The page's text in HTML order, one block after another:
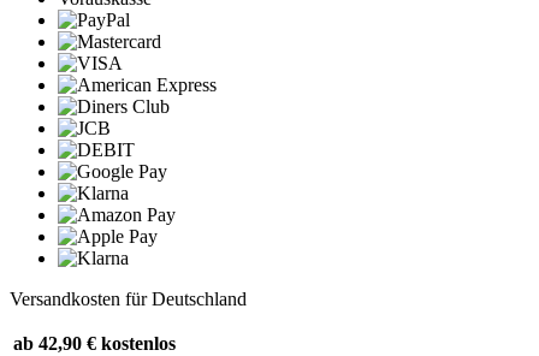
Versandkosten für Deutschland
ab 42,90 € kostenlos